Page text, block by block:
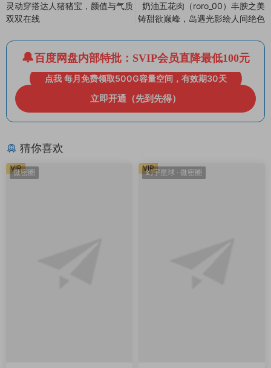
灵动穿搭达人猪猪宝，颜值与气质
双双在线
奶油五花肉（roro_00）丰腴之美
铸甜欲巅峰，岛遇光影绘人间绝色
百度网盘内部特批：SVIP会员直降最低100元
点我 每月免费领取500G容量空间，有效期30天
立即开通（先到先得）
猜你喜欢
微密圈
VIP 幻宇星球 · 微密圈
VIP